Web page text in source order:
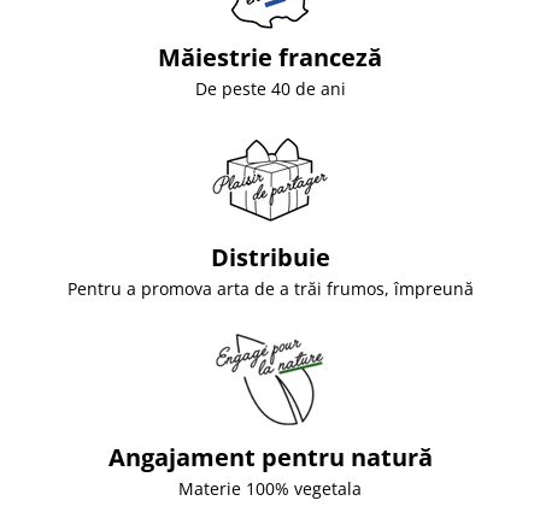
Măiestrie franceză
De peste 40 de ani
Distribuie
Pentru a promova arta de a trăi frumos, împreună
Angajament pentru natură
Materie 100% vegetala